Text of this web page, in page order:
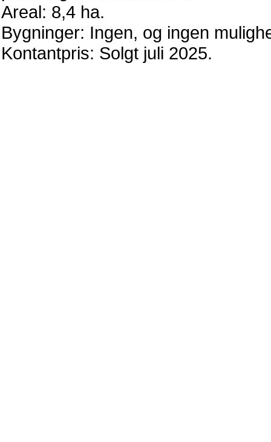
Areal: 8,4 ha.
Bygninger: Ingen, og ingen
Kontantpris: Solgt juli 2025.